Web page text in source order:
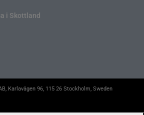
i Skottland
Karlavägen 96, 115 26 Stockholm, Sweden